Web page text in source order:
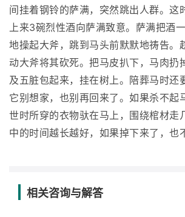
间挂着钢铃的萨满，突然跳出人群。这
上来3碗烈性酒向萨满致意。萨满把酒
地操起大斧，跳到马头前默默地祷告。
动大斧将其砍死。把马皮扒下，马肉扔
及五脏包起来，挂在树上。陪葬马时还
它别想家，也别再回来了。如果杀不起
世时所穿的衣物驮在马上，围绕棺材走
中的时间越长越好，如果掉下来了，也
相关咨询与解答